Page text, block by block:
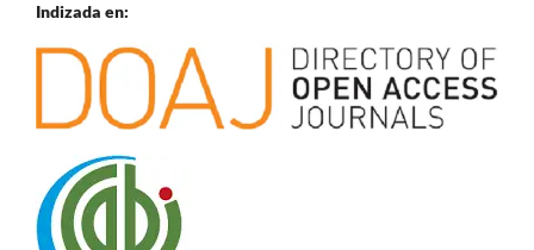
Indizada en: